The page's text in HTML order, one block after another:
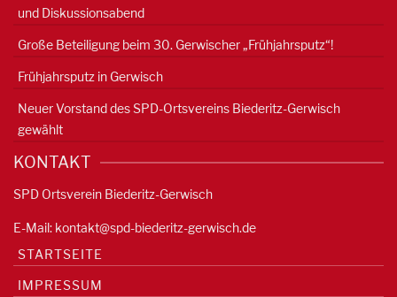
und Diskussionsabend
Große Beteiligung beim 30. Gerwischer „Frühjahrsputz“!
Frühjahrsputz in Gerwisch
Neuer Vorstand des SPD-Ortsvereins Biederitz-Gerwisch
gewählt
KONTAKT
SPD Ortsverein Biederitz-Gerwisch
E-Mail: kontakt@spd-biederitz-gerwisch.de
STARTSEITE
IMPRESSUM